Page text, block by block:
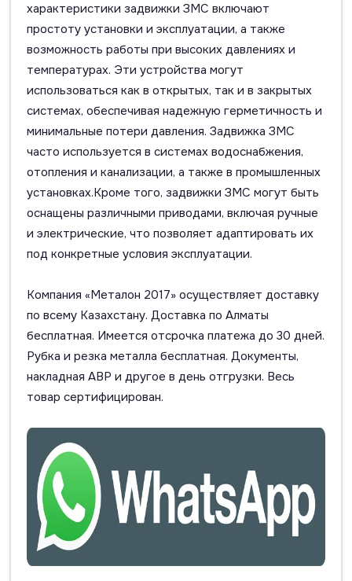
характеристики задвижки ЗМС включают
простоту установки и эксплуатации, а также
возможность работы при высоких давлениях и
температурах. Эти устройства могут
использоваться как в открытых, так и в закрытых
системах, обеспечивая надежную герметичность и
минимальные потери давления. Задвижка ЗМС
часто используется в системах водоснабжения,
отопления и канализации, а также в промышленных
установках.Кроме того, задвижки ЗМС могут быть
оснащены различными приводами, включая ручные
и электрические, что позволяет адаптировать их
под конкретные условия эксплуатации.
Компания «Металон 2017» осуществляет доставку
по всему Казахстану. Доставка по Алматы
бесплатная. Имеется отсрочка платежа до 30 дней.
Рубка и резка металла бесплатная. Документы,
накладная АВР и другое в день отгрузки. Весь
товар сертифицирован.